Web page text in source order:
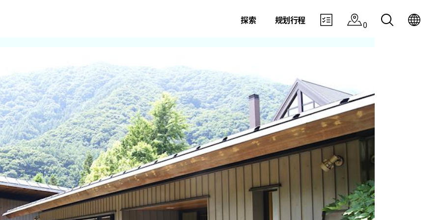
探索 规划行程 0